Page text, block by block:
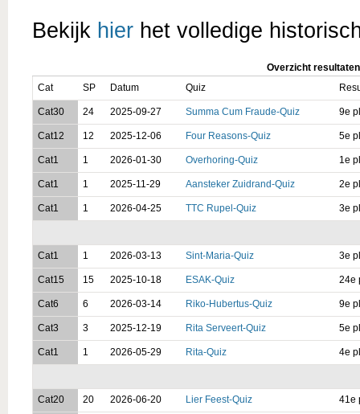
Bekijk hier het volledige
Overzicht resultaten
Cat
SP Datum Quiz
Cat30 24 2025-09-27 Summa Cum Fraude-Quiz 9e
Cat12 12 2025-12-06 Four Reasons-Quiz 5e
Cat1 1 2026-01-30 Overhoring-Quiz 1e
Cat1 1 2025-11-29 Aansteker Zuidrand-Quiz 2e
Cat1 1 2026-04-25 TTC Rupel-Quiz 3e
Cat1 1 2026-03-13 Sint-Maria-Quiz 3e
Cat15 15 2025-10-18 ESAK-Quiz 24e
Cat6 6 2026-03-14 Riko-Hubertus-Quiz 9e
Cat3 3 2025-12-19 Rita Serveert-Quiz 5e
Cat1 1 2026-05-29 Rita-Quiz 4e
Cat20 20 2026-06-20 Lier Feest-Quiz 41e